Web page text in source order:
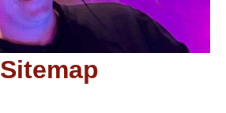
Sitemap